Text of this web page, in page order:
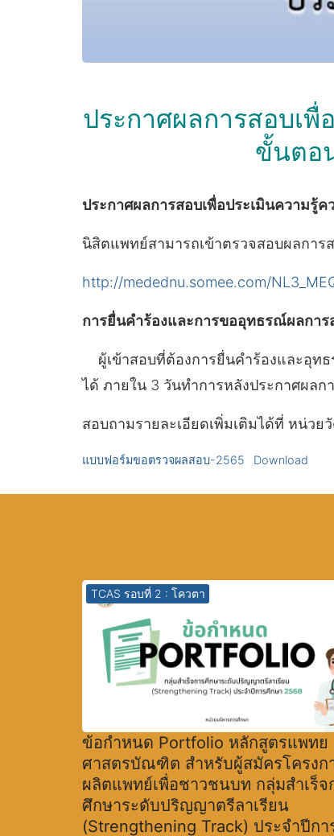
ประกาศผลการสอบเ
ขั้นตอ
ประกาศผลการสอบเพื่อประเมินความรู้
นิสิตแพทย์สามารถเข้าตรวจสอบผลการ
http://medednu.somee.com/
การยื่นคำร้องและการขออุทธรณ์ผลการ
ผู้เข้าสอบที่ต้องการยื่นคำร้องและอุท
ได้ ภายใน 3 วันทำการหลังประกาศผลก
สอบถามรายละเอียดเพิ่มเติมได้ที่ หน่ว
แบบฟอร์มขอตรวจผลสอบ-2565 Download
TCAS รอบที่ 2 : โควตา
ข้อกำหนด Portfolio หลักสูตรแพทย
ศาสตรบัณฑิต สำหรับผู้สมัครโครงก
ผลิตแพทย์เพื่อชาวชนบท กลุ่มสำเร็จ
ศึกษาระดับปริญญาตรีลาเรียน
(Strengthening Track) ประจำปีกา